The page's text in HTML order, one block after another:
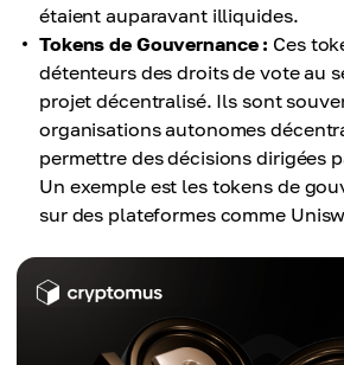
étaient auparavant illiquides.
Tokens de Gouvernance : Ces
détenteurs des droits de vote au
projet décentralisé. Ils sont
organisations autonomes
permettre des décisions dirigées
Un exemple est les tokens de
sur des plateformes comme